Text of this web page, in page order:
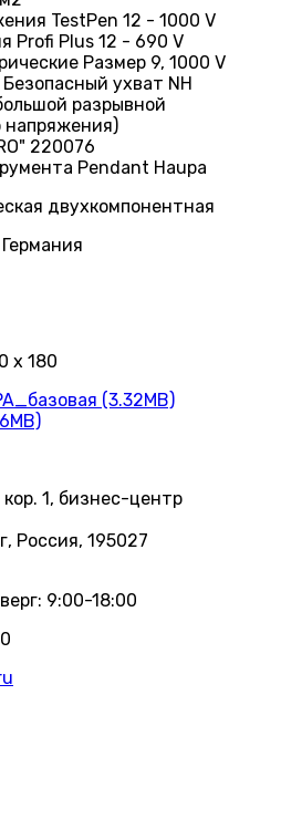
TestPen 12 - 1000 V
Profi Plus 12 - 690 V
Размер 9, 1000 V
ухват NH
разрывной
напряжения)
220076
Pendant Haupa
двухкомпонентная
x 180
(3.32MB)
1, бизнес-центр
Россия, 195027
9:00-18:00